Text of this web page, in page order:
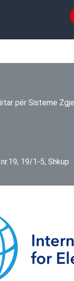
për Sisteme
19/1-5, Shkup